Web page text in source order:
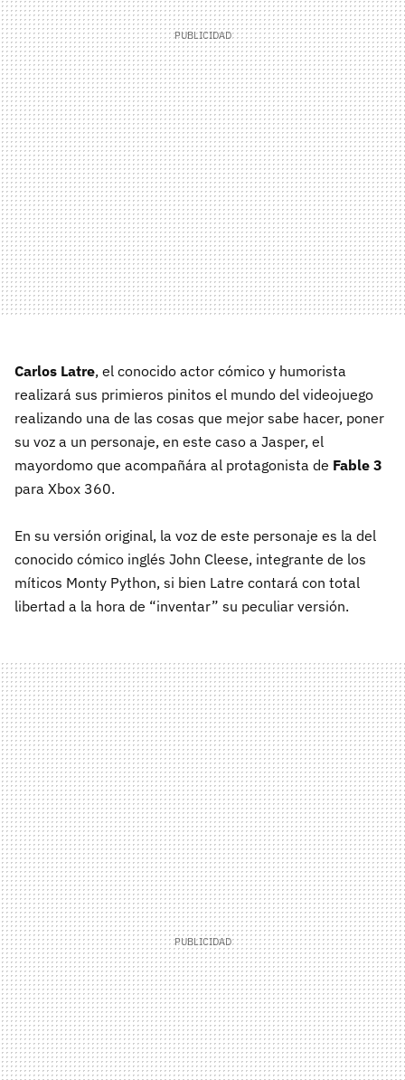
Carlos Latre, el conocido actor cómico y humorista
realizará sus primieros pinitos el mundo del videojuego
realizando una de las cosas que mejor sabe hacer, poner
su voz a un personaje, en este caso a Jasper, el
mayordomo que acompañára al protagonista de Fable 3
para Xbox 360.
En su versión original, la voz de este personaje es la del
conocido cómico inglés John Cleese, integrante de los
míticos Monty Python, si bien Latre contará con total
libertad a la hora de “inventar” su peculiar versión.